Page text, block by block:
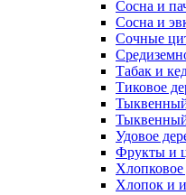
Сосна и
Сосна и
Сочные
Табак и
Тиковое
Удовое
Фрукты и
Хлопковое
Хлопок и